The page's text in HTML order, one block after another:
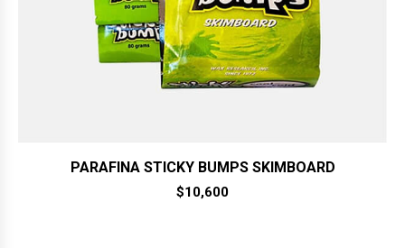
PARAFINA STICKY BUMPS SKIMBOARD
$10,600